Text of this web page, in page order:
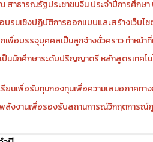
พื่อบรรจุเป็นลูกจ้างชั่วคราว ทำหน้าที่เจ้าหน้
บการพิจารณา รับทุนศึกษาต่อและฝึกประส
สาธารณรัฐประชาชนจีน ประจำปีการศึกษ
บรมเชิงปฏิบัติการออกแบบและสร้างเว็บไซ
พื่อบรรจุบุคคลเป็นลูกจ้างชั่วคราว ทำหน้าที่
นนักศึกษาระดับปริญญาตรี หลักสูตรเทคโน
ยนเพื่อรับทุนกองทุนเพื่อความเสมอภาคท